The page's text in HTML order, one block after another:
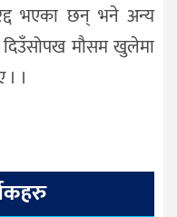
रद्द भएका छन् भने अन्य
मौसम खुलेमा
।